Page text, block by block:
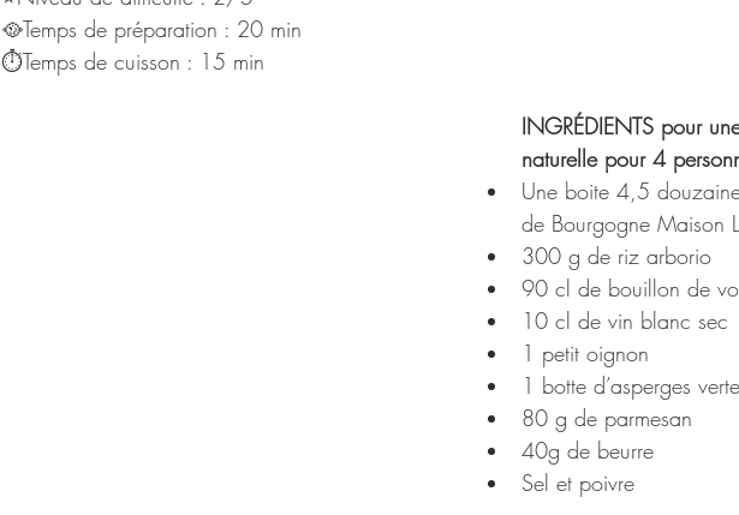
🥘Temps de préparation : 20 min
⏱Temps de cuisson : 15 min
INGRÉDIENTS pour
naturelle pour 4
Une boite 4,5
de Bourgogne Maison
300 g de riz arborio
90 cl de bouillon de
10 cl de vin blanc sec
1 petit oignon
1 botte d’asperges
80 g de parmesan
40g de beurre
Sel et poivre